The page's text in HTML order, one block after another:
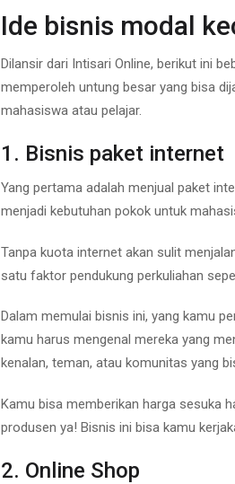
Ide bisnis modal
Dilansir dari Intisari Online, berikut ini
memperoleh untung besar yang bisa
mahasiswa atau pelajar.
1. Bisnis paket internet
Yang pertama adalah menjual paket
menjadi kebutuhan pokok untuk
Tanpa kuota internet akan sulit
satu faktor pendukung perkuliahan
Dalam memulai bisnis ini, yang kamu
kamu harus mengenal mereka yang
kenalan, teman, atau komunitas yang
Kamu bisa memberikan harga sesuka
produsen ya! Bisnis ini bisa kamu
2. Online Shop